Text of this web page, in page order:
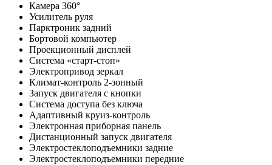
Камера 360°
Усилитель руля
Парктроник задний
Бортовой компьютер
Проекционный дисплей
Система «старт-стоп»
Электропривод зеркал
Климат-контроль 2-зонный
Запуск двигателя с кнопки
Система доступа без ключа
Адаптивный круиз-контроль
Электронная приборная панель
Дистанционный запуск двигателя
Электростеклоподъемники задние
Электростеклоподъемники передние